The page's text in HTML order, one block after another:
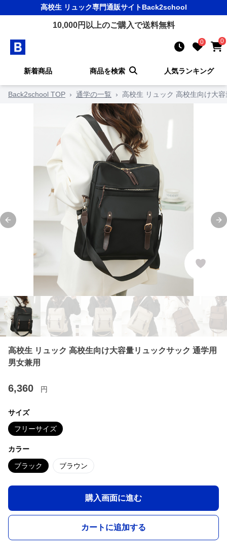
高校生 リュック専門通販サイトBack2school
10,000円以上のご購入で送料無料
0 0
新着商品 商品を検索 人気ランキング
Back2school TOP › 通学の一覧 › 高校生 リュック 高校生向け大
Previous slide
高校生 リュック 高校生向け大容量リュックサック 通学用
男女兼用
6,360 円
サイズ
フリーサイズ
カラー
ブラック ブラウン
購入画面に進む
カートに追加する